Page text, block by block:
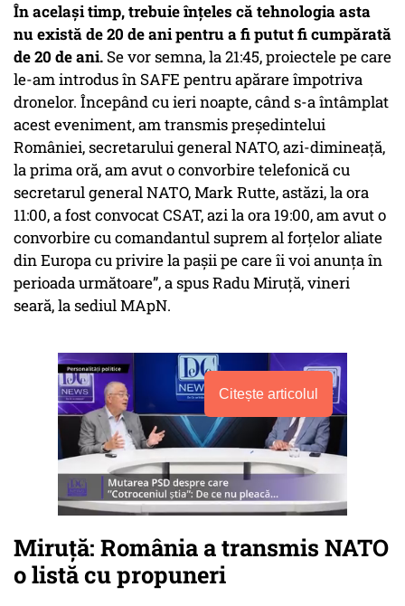
În același timp, trebuie înțeles că tehnologia asta
nu există de 20 de ani pentru a fi putut fi cumpărată
de 20 de ani. Se vor semna, la 21:45, proiectele pe care
le-am introdus în SAFE pentru apărare împotriva
dronelor. Începând cu ieri noapte, când s-a întâmplat
acest eveniment, am transmis președintelui
României, secretarului general NATO, azi-dimineață,
la prima oră, am avut o convorbire telefonică cu
secretarul general NATO, Mark Rutte, astăzi, la ora
11:00, a fost convocat CSAT, azi la ora 19:00, am avut o
convorbire cu comandantul suprem al forțelor aliate
din Europa cu privire la pașii pe care îi voi anunța în
perioada următoare”, a spus Radu Miruță, vineri
seară, la sediul MApN.
Citește articolul
Miruță: România a transmis NATO
o listă cu propuneri